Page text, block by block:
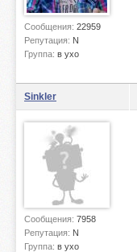
Сообщения: 22959
Репутация: N
Группа: в ухо
Sinkler
Сообщения: 7958
Репутация: N
Группа: в ухо